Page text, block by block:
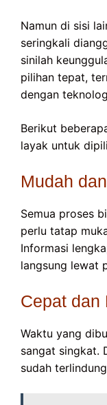
Namun di sisi
seringkali
sinilah
pilihan tepat,
dengan
Berikut
layak untuk
Mudah
Semua proses
perlu tatap
Informasi
langsung lewat
Cepat dan
Waktu yang
sangat singkat.
sudah